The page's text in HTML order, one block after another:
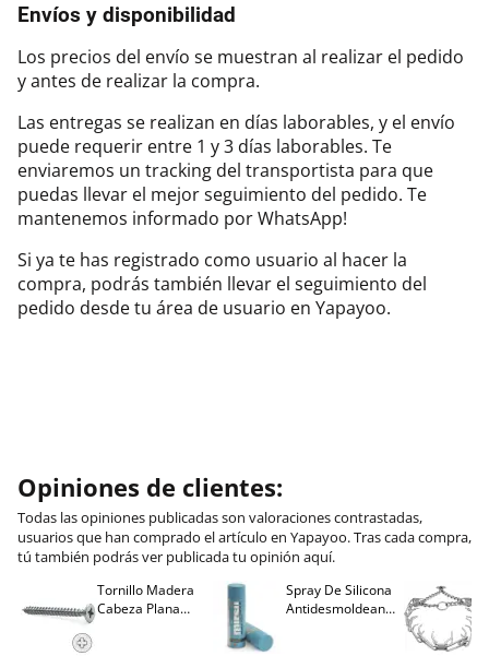
Envíos y disponibilidad
Los precios del envío se muestran al realizar el pedido
y antes de realizar la compra.
Las entregas se realizan en días laborables, y el envío
puede requerir entre 1 y 3 días laborables. Te
enviaremos un tracking del transportista para que
puedas llevar el mejor seguimiento del pedido. Te
mantenemos informado por WhatsApp!
Si ya te has registrado como usuario al hacer la
compra, podrás también llevar el seguimiento del
pedido desde tu área de usuario en Yapayoo.
Opiniones de clientes:
Todas las opiniones publicadas son valoraciones contrastadas,
usuarios que han comprado el artículo en Yapayoo. Tras cada compra,
tú también podrás ver publicada tu opinión aquí.
Tornillo Madera
Cabeza Plana
Spray De Silicona
Antidesmoldeante